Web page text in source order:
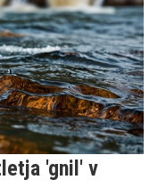
'gnil' v